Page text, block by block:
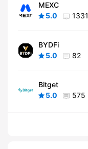
MEXC
5.0
1331
BYDFi
5.0
82
Bitget
5.0
575